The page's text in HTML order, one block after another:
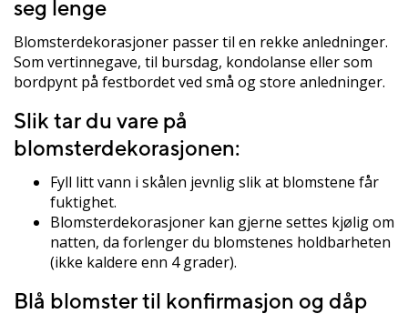
seg lenge
Blomsterdekorasjoner passer til en rekke anledninger.
Som vertinnegave, til bursdag, kondolanse eller som
bordpynt på festbordet ved små og store anledninger.
Slik tar du vare på
blomsterdekorasjonen:
Fyll litt vann i skålen jevnlig slik at blomstene får
fuktighet.
Blomsterdekorasjoner kan gjerne settes kjølig om
natten, da forlenger du blomstenes holdbarheten
(ikke kaldere enn 4 grader).
Blå blomster til konfirmasjon og dåp